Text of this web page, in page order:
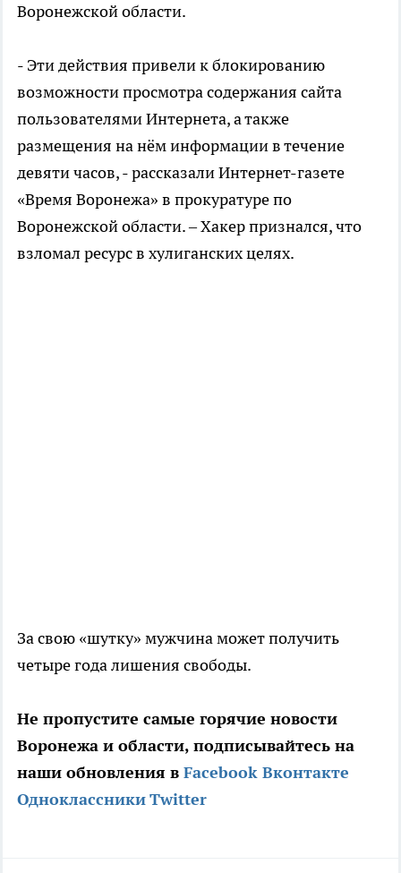
Воронежской области.
- Эти действия привели к блокированию
возможности просмотра содержания сайта
пользователями Интернета, а также
размещения на нём информации в течение
девяти часов, - рассказали Интернет-газете
«Время Воронежа» в прокуратуре по
Воронежской области. – Хакер признался, что
взломал ресурс в хулиганских целях.
За свою «шутку» мужчина может получить
четыре года лишения свободы.
Не пропустите самые горячие новости
Воронежа и области, подписывайтесь на
наши обновления в Facebook Вконтакте
ОдноклассникиTwitter